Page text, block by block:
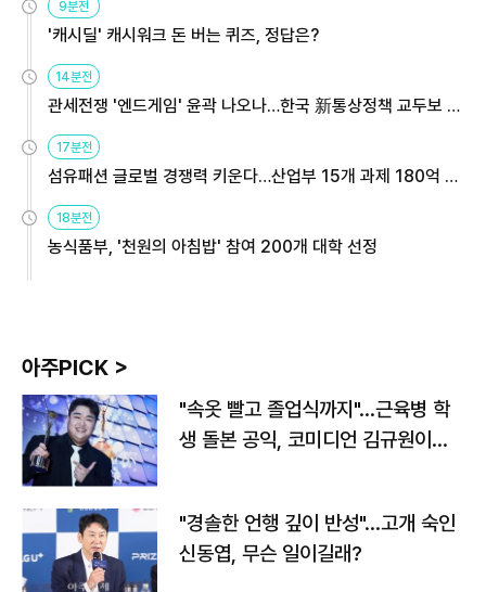
9분전
'캐시딜' 캐시워크 돈 버는 퀴즈, 정답은?
14분전
관세전쟁 '엔드게임' 윤곽 나오나…한국 新통상정책 교두보 활
17분전
섬유패션 글로벌 경쟁력 키운다…산업부 15개 과제 180억 지
18분전
농식품부, '천원의 아침밥' 참여 200개 대학 선정
아주PICK >
"속옷 빨고 졸업식까지"…근육병 학
생 돌본 공익, 코미디언 김규원이었
"경솔한 언행 깊이 반성"…고개 숙인
신동엽, 무슨 일이길래?